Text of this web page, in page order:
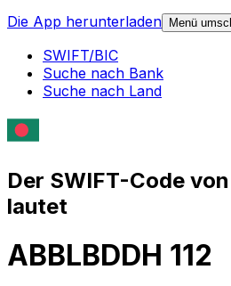
Die App herunterladen
Menü
SWIFT/BIC
Suche nach Bank
Suche nach Land
Der SWIFT-Code
lautet
ABBLBDDH 112